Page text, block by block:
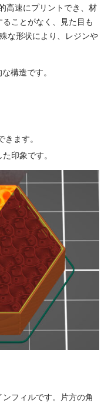
高速にプリントでき、材
ことがなく、見た目も
な形状により、レジンや
構造です。
ます。
印象です。
フィルです。片方の角